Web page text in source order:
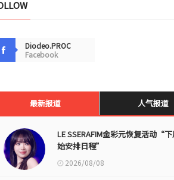
Diodeo.PROC
Facebook
最新报道 人气报道
LE SSERAFIM金彩元恢复活动“
始安排日程”
2026/08/08